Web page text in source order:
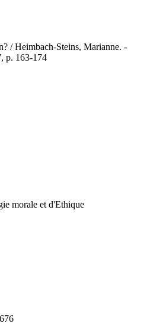
/ Heimbach-Steins, Marianne. -
p. 163-174
morale et d'Ethique